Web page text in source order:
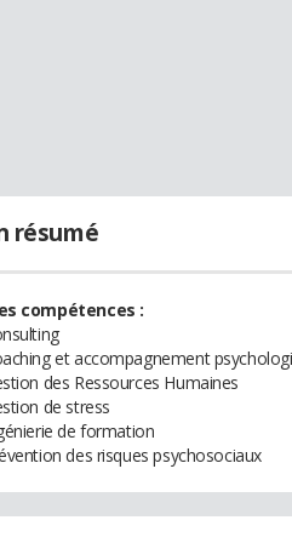
résumé
compétences :
et accompagnement
des Ressources Humaines
de stress
de formation
des risques psychosociaux